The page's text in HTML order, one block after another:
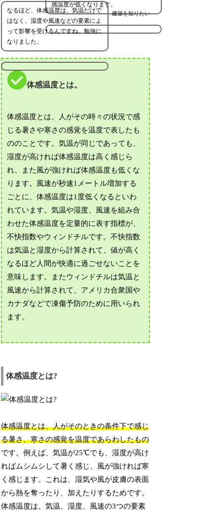
感温度が低くなります。
建築を知りたい
なるほど、体感温度は、気温だけで
はなく、湿度や風速などの要素によ
って影響を受けるんですね。勉強に
なりました。
体感温度とは。
体感温度とは、人がその時々の状況で感
じる暑さや寒さの感覚を温度で表したも
ののことです。気温が同じであっても、
湿度が高ければ体感温度は高く感じら
れ、また風が強ければ体感温度も低くな
ります。風速が秒速1メートル増加する
ごとに、体感温度は1度低くなるといわ
れています。気温や湿度、風速を組み合
わせた体感温度を定量的に表す指標が、
不快指数やウィンドチルです。不快指数
は気温と湿度から計算されて、値が高く
なるほど人間が快適に過ごせないことを
意味します。またウィンドチルは気温と
風速から計算されて、アメリカ合衆国や
カナダなどで凍傷予防のために用いられ
ます。
体感温度とは?
体感温度とは、人がそのときの条件下で感じ
る暑さ、寒さの感覚を温度であらわしたもの
です。例えば、気温が25℃でも、湿度が高け
ればムシムシして暑く感じ、風が強ければ寒
く感じます。これは、湿気や風が皮膚の表面
から熱を奪ったり、加えたりするためです。
体感温度は、気温、湿度、風速の3つの要素